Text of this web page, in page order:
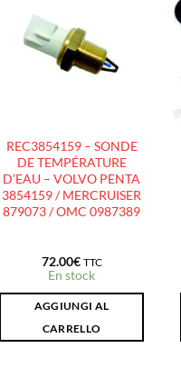
LISTE
D’ENVIES
REC3854159 – SONDE
DE TEMPÉRATURE
D’EAU – VOLVO PENTA
3854159 / MERCRUISER
879073 / OMC 0987389
72.00€ TTC
En stock
AGGIUNGI AL
CARRELLO